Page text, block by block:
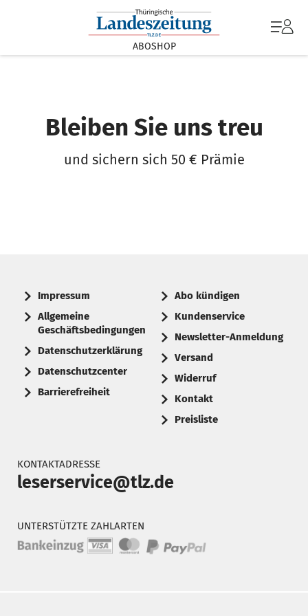
ABOSHOP
Bleiben Sie uns treu
und sichern sich 50 € Prämie
Impressum
Allgemeine
Geschäftsbedingungen
Datenschutzerklärung
Datenschutzcenter
Barrierefreiheit
Abo kündigen
Kundenservice
Newsletter-Anmeldung
Versand
Widerruf
Kontakt
Preisliste
KONTAKTADRESSE
leserservice@tlz.de
UNTERSTÜTZTE ZAHLARTEN